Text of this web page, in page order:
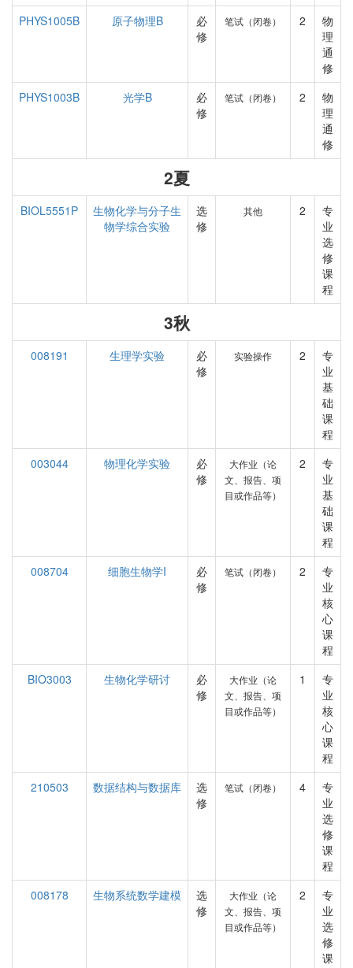
PHYS1005B
原子物理B
必
修
笔试（闭卷） 2
物
理
通
修
PHYS1003B
光学B
必
修
笔试（闭卷） 2
物
理
通
修
2夏
BIOL5551P
生物化学与分子生
物学综合实验
选
修
其他 2
专
业
选
修
课
程
3秋
008191 生理学实验
必
修
实验操作 2
专
业
基
础
课
程
003044
物理化学实验
必
修
大作业（论
文、报告、项
目或作品等）
2
专
业
基
础
课
程
008704
细胞生物学I
必
修
笔试（闭卷） 2
专
业
核
心
课
程
BIO3003
生物化学研讨
必
修
大作业（论
文、报告、项
目或作品等）
1
专
业
核
心
课
程
210503
数据结构与数据库
选
修
笔试（闭卷） 4
专
业
选
修
课
程
008178
生物系统数学建模
选
修
大作业（论
文、报告、项
目或作品等）
2
专
业
选
修
课